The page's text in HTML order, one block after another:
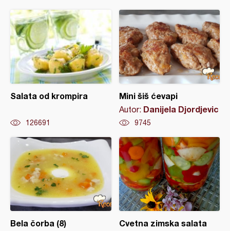
Salata od krompira
126691
Mini šiš ćevapi
Autor: Danijela Djordjevic
9745
Bela čorba (8) Cvetna zimska salata